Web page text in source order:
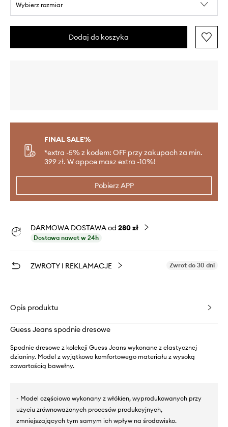
Wybierz rozmiar
Dodaj do koszyka
FINAL SALE%
*extra -5% z kodem: OFF przy zakupach za min.
399 zł. W appce masz extra -10%!
Pobierz APP
DARMOWA DOSTAWA od 280 zł
Dostawa nawet w 24h
ZWROTY I REKLAMACJE Zwrot do 30 dni
Opis produktu
Guess Jeans spodnie dresowe
Spodnie dresowe z kolekcji Guess Jeans wykonane z elastycznej
dzianiny. Model z wyjątkowo komfortowego materiału z wysoką
zawartością bawełny.
- Model częściowo wykonany z włókien, wyprodukowanych przy
użyciu zrównoważonych procesów produkcyjnych,
zmniejszających tym samym ich wpływ na środowisko.